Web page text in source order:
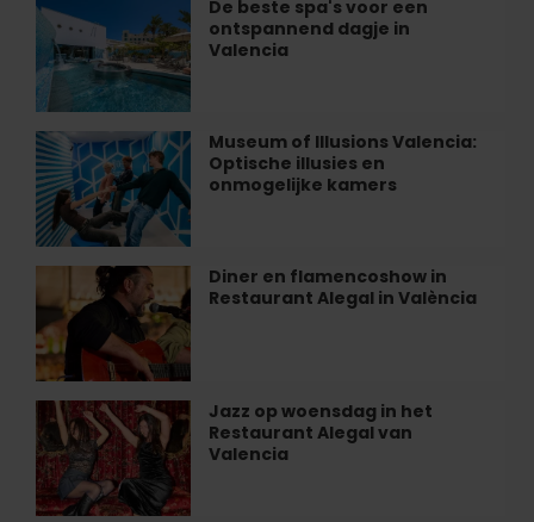
van
Valencia
De beste spa's voor een
ontspannend dagje in
Valencia
De
beste
spa's
voor
een
ontspannend
dagje
in
Valencia
Museum of Illusions Valencia:
Optische illusies en
onmogelijke kamers
Museum
of
Illusions
Valencia:
Optische
illusies
en
onmogelijke
kamers
Diner en flamencoshow in
Restaurant Alegal in València
en
flamencoshow
in
Restaurant
Alegal
in
València
Jazz op woensdag in het
Restaurant Alegal van
Valencia
Jazz
op
woensdag
in
het